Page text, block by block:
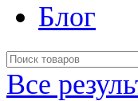
Блог
Все